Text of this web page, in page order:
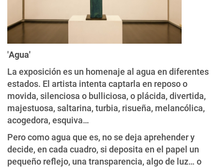
'Agua'
La exposición es un homenaje al agua en diferentes
estados. El artista intenta captarla en reposo o
movida, silenciosa o bulliciosa, o plácida, divertida,
majestuosa, saltarina, turbia, risueña, melancólica,
acogedora, esquiva…
Pero como agua que es, no se deja aprehender y
decide, en cada cuadro, si deposita en el papel un
pequeño reflejo, una transparencia, algo de luz… o